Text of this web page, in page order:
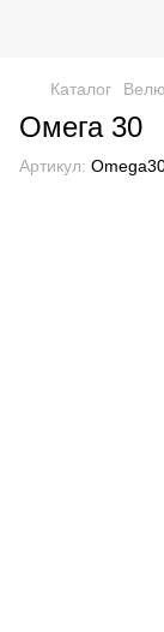
Каталог
Омега 30
Артикул: